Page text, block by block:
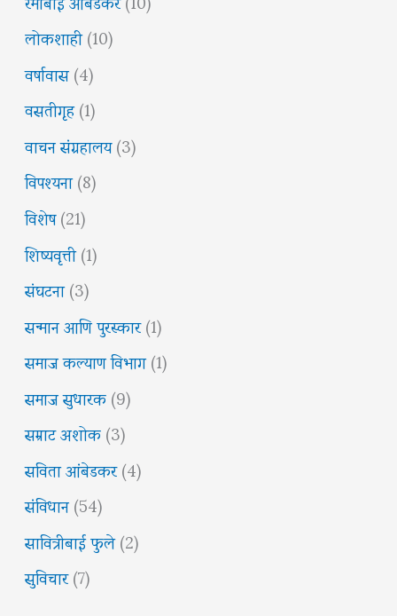
लोकशाही(10)
वर्षावास(4)
वसतीगृह(1)
वाचन संग्रहालय(3)
विपश्यना(8)
विशेष(21)
शिष्यवृत्ती(1)
संघटना(3)
सन्मान आणि पुरस्कार(1)
समाज कल्याण विभाग(1)
समाज सुधारक(9)
सम्राट अशोक(3)
सविता आंबेडकर(4)
संविधान(54)
सावित्रीबाई फुले(2)
सुविचार(7)